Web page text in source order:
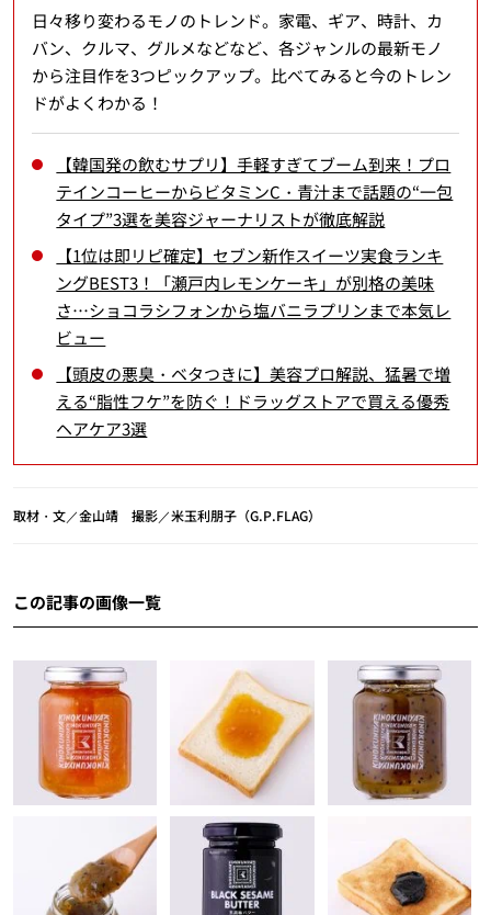
日々移り変わるモノのトレンド。家電、ギア、時計、カ
バン、クルマ、グルメなどなど、各ジャンルの最新モノ
から注目作を3つピックアップ。比べてみると今のトレン
ドがよくわかる！
【韓国発の飲むサプリ】手軽すぎてブーム到来！プロ
テインコーヒーからビタミンC・青汁まで話題の“一包
タイプ”3選を美容ジャーナリストが徹底解説
【1位は即リピ確定】セブン新作スイーツ実食ランキ
ングBEST3！「瀬戸内レモンケーキ」が別格の美味
さ…ショコラシフォンから塩バニラプリンまで本気レ
ビュー
【頭皮の悪臭・ベタつきに】美容プロ解説、猛暑で増
える“脂性フケ”を防ぐ！ドラッグストアで買える優秀
ヘアケア3選
取材・文／金山靖 撮影／米玉利朋子（G.P.FLAG）
この記事の画像一覧